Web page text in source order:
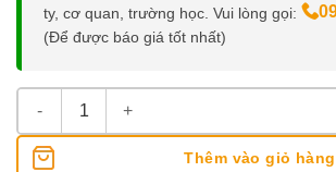
ty, cơ quan, trường học. Vui lòng gọi:
(Để được báo giá tốt nhất)
Bình Xịt Tưới Cây 500ml Bằng Nhựa số
Thêm vào giỏ hàng